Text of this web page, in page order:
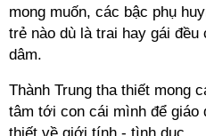
mong muốn, các bậc phụ
trẻ nào dù là trai hay gái đều
dâm.
Thành Trung tha thiết mong
tâm tới con cái mình để giáo